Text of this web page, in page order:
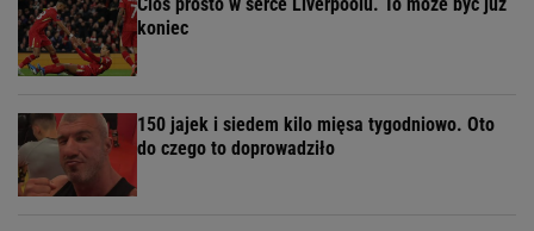
Cios prosto w serce Liverpoolu. To może być już
koniec
150 jajek i siedem kilo mięsa tygodniowo. Oto
do czego to doprowadziło